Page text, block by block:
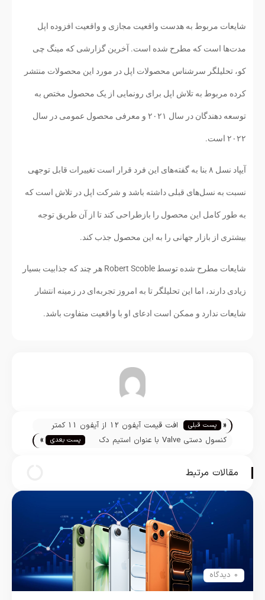
شایعات مربوط به هدست واقعیت مجازی و واقعیت افزوده اپل
مدت‌ها است که مطرح شده است. آخرین گزارشی که مینگ چی
کو، تحلیلگر سرشناس محصولات اپل در مورد این محصولات منتشر
کرده مربوط به تلاش اپل برای رونمایی از یک محصول مختص به
توسعه دهندگان در سال ۲۰۲۱ و معرفی محصول عمومی در سال
۲۰۲۲ است.
آیپاد نسل ۸ بنا به گفته‌های این فرد قرار است تغییرات قابل توجهی
نسبت به نسل‌های قبلی داشته باشد و شرکت اپل در تلاش است که
به طور کامل این محصول را بازطراحی کند تا از آن طریق توجه
بیشتری از بازار جهانی را به این محصول جذب کند.
شایعات مطرح شده توسط Robert Scoble هر چند که جذابیت بسیار
زیادی دارند، اما این تحلیلگر تا به امروز تجربه‌ای در زمینه انتشار
شایعات ندارد و ممکن است ادعای او با واقعیت متفاوت باشد.
تیم تحریریه « پست قبلی
افت قیمت آیفون 12 از آیفون 11 کمتر
است کنسول دستی Valve با عنوان استیم دک
پست بعدی »
مقالات مرتبط
0 دیدگاه